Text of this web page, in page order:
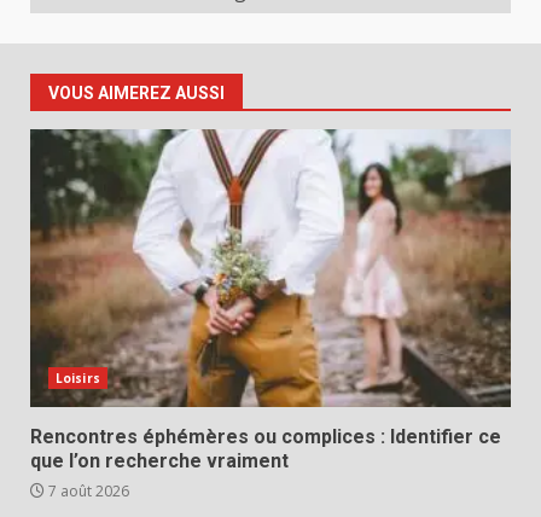
VOUS AIMEREZ AUSSI
Loisirs
Rencontres éphémères ou complices : Identifier ce
que l’on recherche vraiment
7 août 2026